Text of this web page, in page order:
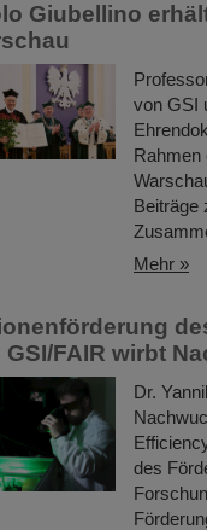
Giubellino
von GSI
Rahmen
Beiträge
Mehr »
GSI/FAIR wirbt
Dr.
des